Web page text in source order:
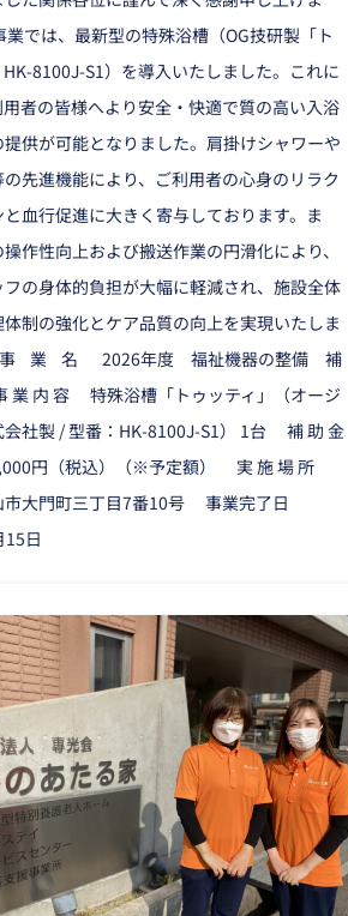
では、最新型の特殊浴槽（OG技研製「ト
HK-8100J-S1）を導入いたしました。これに
者の皆様へより安全・快適で質の高い入浴
供が可能となりました。肩掛けシャワーや
先進機能により、ご利用者の心身のリラク
血行促進に大きく寄与しております。ま
作性向上および搬送作業の円滑化により、
の身体的負担が大幅に軽減され、施設全体
制の強化とケア品質の向上を実現いたしま
業 名 2026年度 福祉機器の整備 補
内 容 特殊浴槽「トゥッティ」（オージ
会社製 / 型番：HK-8100J-S1） 1台 補 助 金
円（税込）（※予定額） 実 施 場 所
市大門町三丁目7番10号 事業完了日
15日
☆新制服のお披露目☆